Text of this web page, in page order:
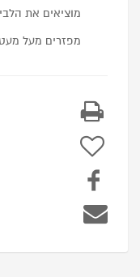
מוציאים את
מפזרים מעל מעט